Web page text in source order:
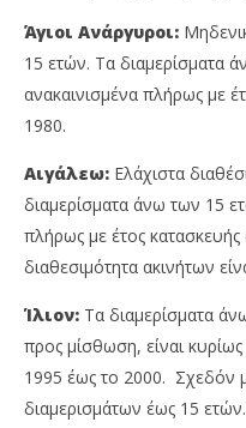
Άγιοι Ανάργυροι:
15 ετών. Τα διαμερίσματα
ανακαινισμένα πλήρως με
1980.
Αιγάλεω: Ελάχιστα
διαμερίσματα άνω των 15
πλήρως με έτος
διαθεσιμότητα ακινήτων
Ίλιον: Τα διαμερίσματα
προς μίσθωση, είναι
1995 έως το 2000. Σχεδόν
διαμερισμάτων έως 15 ετών.